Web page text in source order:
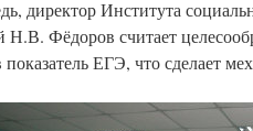
директор Института
Н.В. Фёдоров считает
показатель ЕГЭ, что сделает